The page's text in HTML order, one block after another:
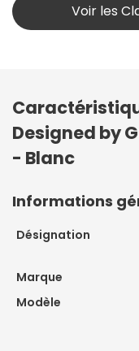
Voir les
Designed by
- Blanc
Informations
Désignation
Marque
Modèle